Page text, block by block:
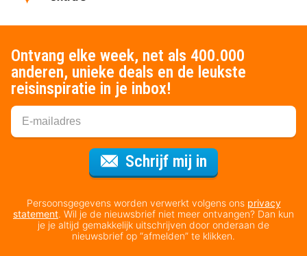
Ontvang elke week, net als 400.000
anderen, unieke deals en de leukste
reisinspiratie in je inbox!
Schrijf mij in
Persoonsgegevens worden verwerkt volgens ons privacy
statement. Wil je de nieuwsbrief niet meer ontvangen? Dan kun
je je altijd gemakkelijk uitschrijven door onderaan de
nieuwsbrief op “afmelden” te klikken.